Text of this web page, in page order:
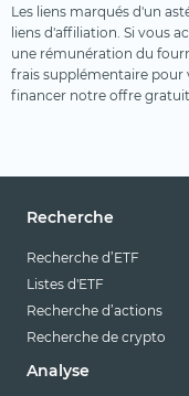
Les liens marqués d'un
liens d'affiliation. Si vous
une rémunération du
frais supplémentaire pour
financer notre offre
Recherche
Recherche d’ETF
Listes d'ETF
Recherche d’actions
Recherche de crypto
Analyse